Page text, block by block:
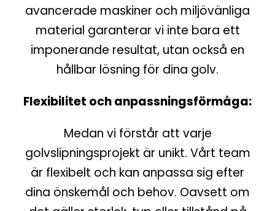
avancerade maskiner och miljövänliga
material garanterar vi inte bara ett
imponerande resultat, utan också en
hållbar lösning för dina golv.
Flexibilitet och anpassningsförmåga:
Medan vi förstår att varje
golvslipningsprojekt är unikt. Vårt team
är flexibelt och kan anpassa sig efter
dina önskemål och behov. Oavsett om